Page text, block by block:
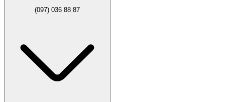
(097) 036 88 87